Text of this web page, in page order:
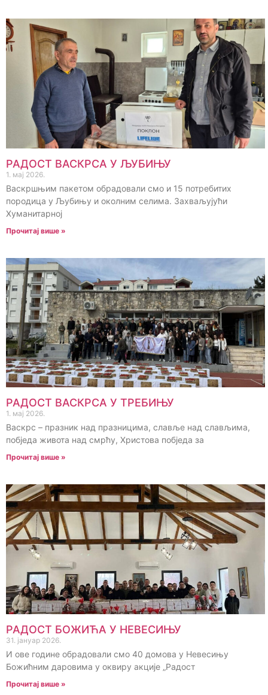
РАДОСТ ВАСКРСА У ЉУБИЊУ
1. мај 2026.
Васкршњим пакетом обрадовали смо и 15 потребитих
породица у Љубињу и околним селима. Захваљујући
Хуманитарној
Прочитај више »
РАДОСТ ВАСКРСА У ТРЕБИЊУ
1. мај 2026.
Васкрс – празник над празницима, славље над слављима,
побједа живота над смрћу, Христова побједа за
Прочитај више »
РАДОСТ БОЖИЋА У НЕВЕСИЊУ
31. јануар 2026.
И ове године обрадовали смо 40 домова у Невесињу
Божићним даровима у оквиру акције „Радост
Прочитај више »